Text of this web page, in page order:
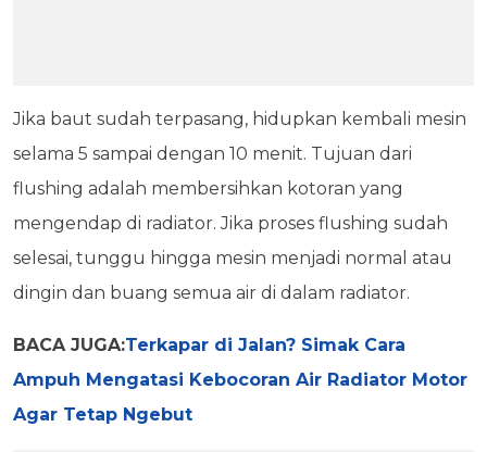
Jika baut sudah terpasang, hidupkan kembali mesin
selama 5 sampai dengan 10 menit. Tujuan dari
flushing adalah membersihkan kotoran yang
mengendap di radiator. Jika proses flushing sudah
selesai, tunggu hingga mesin menjadi normal atau
dingin dan buang semua air di dalam radiator.
BACA JUGA:Terkapar di Jalan? Simak Cara
Ampuh Mengatasi Kebocoran Air Radiator Motor
Agar Tetap Ngebut